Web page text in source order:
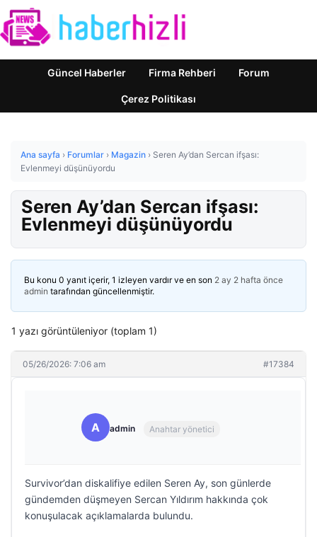
Güncel Haberler Firma Rehberi Forum
Çerez Politikası
Ana sayfa › Forumlar › Magazin › Seren Ay’dan Sercan ifşası:
Evlenmeyi düşünüyordu
Seren Ay’dan Sercan ifşası:
Evlenmeyi düşünüyordu
Bu konu 0 yanıt içerir, 1 izleyen vardır ve en son 2 ay 2 hafta önce
admin tarafından güncellenmiştir.
1 yazı görüntüleniyor (toplam 1)
05/26/2026: 7:06 am #17384
A admin Anahtar yönetici
Survivor’dan diskalifiye edilen Seren Ay, son günlerde
gündemden düşmeyen Sercan Yıldırım hakkında çok
konuşulacak açıklamalarda bulundu.